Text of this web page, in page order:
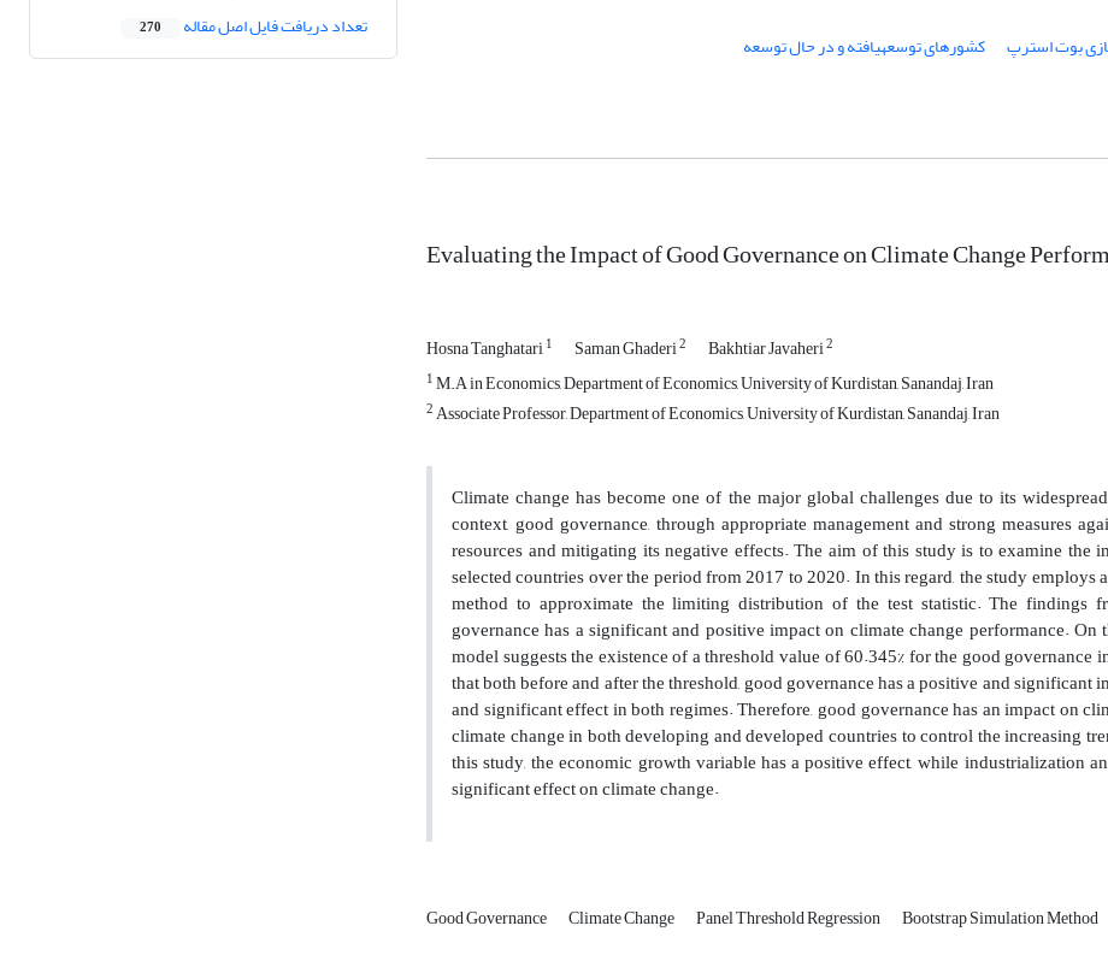
بوت استرپ
کشورهای توسعه‏یافته و در حال توسعه
Evaluating the Impact of Good Governance on Climate Change
Hosna Tanghatari1 Saman Ghaderi2 Bakhtiar Javaheri2
1M.A in Economics, Department of Economics, University of Kurdistan, Sanandaj, Iran
2Associate Professor, Department of Economics, University of Kurdistan, Sanandaj, Iran
Climate change has become one of the major global challenges due to its
context, good governance, through appropriate management and strong measures
resources and mitigating its negative effects. The aim of this study is to examine
selected countries over the period from 2017 to 2020. In this regard, the study
method to approximate the limiting distribution of the test statistic. The findings
governance has a significant and positive impact on climate change performance.
model suggests the existence of a threshold value of 60.345% for the good
that both before and after the threshold, good governance has a positive and
and significant effect in both regimes. Therefore, good governance has an impact on
climate change in both developing and developed countries to control the increasing
this study, the economic growth variable has a positive effect, while industrialization
significant effect on climate change.
Good Governance Climate Change Panel Threshold Regression Bootstrap Simulation Method
تعداد دریافت فایل اصل مقاله 270